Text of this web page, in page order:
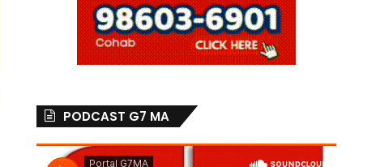
PODCAST G7 MA